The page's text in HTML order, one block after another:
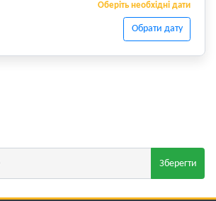
Оберіть необхідні дати
Обрати дату
Зберегти